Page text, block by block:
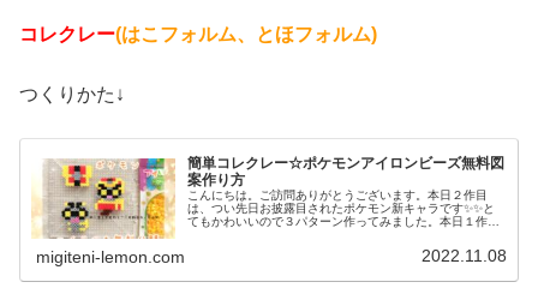
コレクレー(はこフォルム、とほフォルム)
つくりかた↓
簡単コレクレー☆ポケモンアイロンビーズ無料図
案作り方
こんにちは。ご訪問ありがとうございます。本日２作目
は、つい先日お披露目されたポケモン新キャラです✨✨と
てもかわいいので３パターン作ってみました。本日１作目
migiteni-lemon.com 2022.11.08